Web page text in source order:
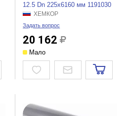
12.5 Dn 225x6160 мм 1191030
ХЕМКОР
Задать вопрос
20 162
Мало